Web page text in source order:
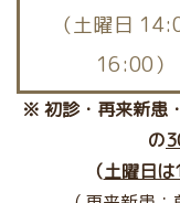
（土曜日
16:00）
※ 初診・再来新患
の
（土曜日